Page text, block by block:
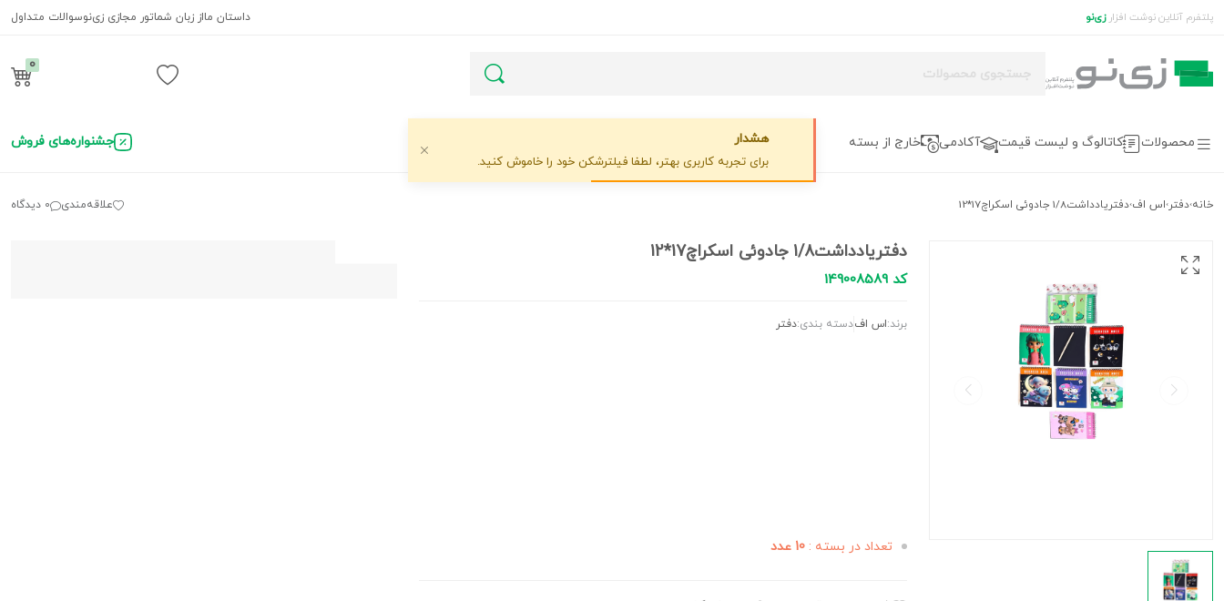
سوالات متداولتور مجازی زی‌نواز زبان شماداستان ما پلتفرم آنلاین نوشت افزارزی‌نو
0
جشنواره‌های فروش محصولات کاتالوگ و لیست قیمت آکادمی خارج از بسته
خانه›دفتر ›اس اف›دفتریادداشت1/8 جادوئی اسکراچ17*12 علاقه‌مندی 0 دیدگاه
دفتریادداشت1/8 جادوئی اسکراچ17*12
کد 149008589
برند:اس افدسته بندی:دفتر
تعداد در بسته : 10 عدد
هشدار
برای تجربه کاربری بهتر، لطفا فیلترشکن خود را خاموش کنید.